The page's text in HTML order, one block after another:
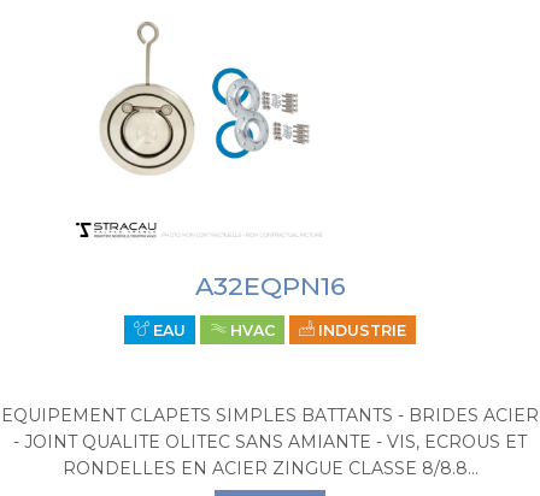
A32EQPN16
EAU HVAC INDUSTRIE
EQUIPEMENT CLAPETS SIMPLES BATTANTS - BRIDES ACIER
- JOINT QUALITE OLITEC SANS AMIANTE - VIS, ECROUS ET
RONDELLES EN ACIER ZINGUE CLASSE 8/8.8...